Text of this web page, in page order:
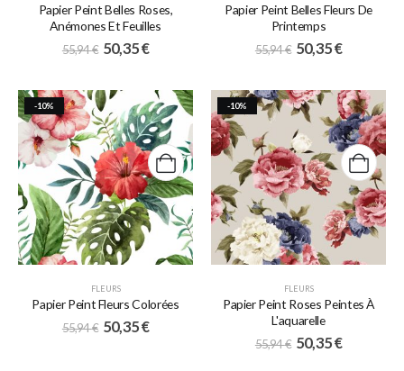
Papier Peint Belles Roses,
Anémones Et Feuilles
55,94€ 50,35€
Papier Peint Belles Fleurs De
Printemps
55,94€ 50,35€
-10%
FLEURS
Papier Peint Fleurs Colorées
55,94€ 50,35€
-10%
FLEURS
Papier Peint Roses Peintes À
L'aquarelle
55,94€ 50,35€